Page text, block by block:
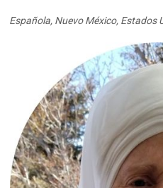
Española, Nuevo México, Estados